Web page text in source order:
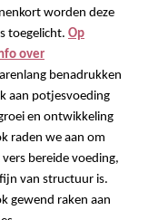
worden deze
toegelicht. Op
over
benadrukken
aan potjesvoeding
en ontwikkeling
raden we aan om
bereide voeding,
van structuur is.
gewend raken aan